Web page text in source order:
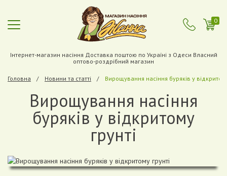
0
Інтернет-магазин насіння Доставка поштою по Україні з Одеси Власний
оптово-роздрібний магазин
Головна Новини та статті Вирощування насіння буряків у
Вирощування насіння
буряків у відкритому
грунті